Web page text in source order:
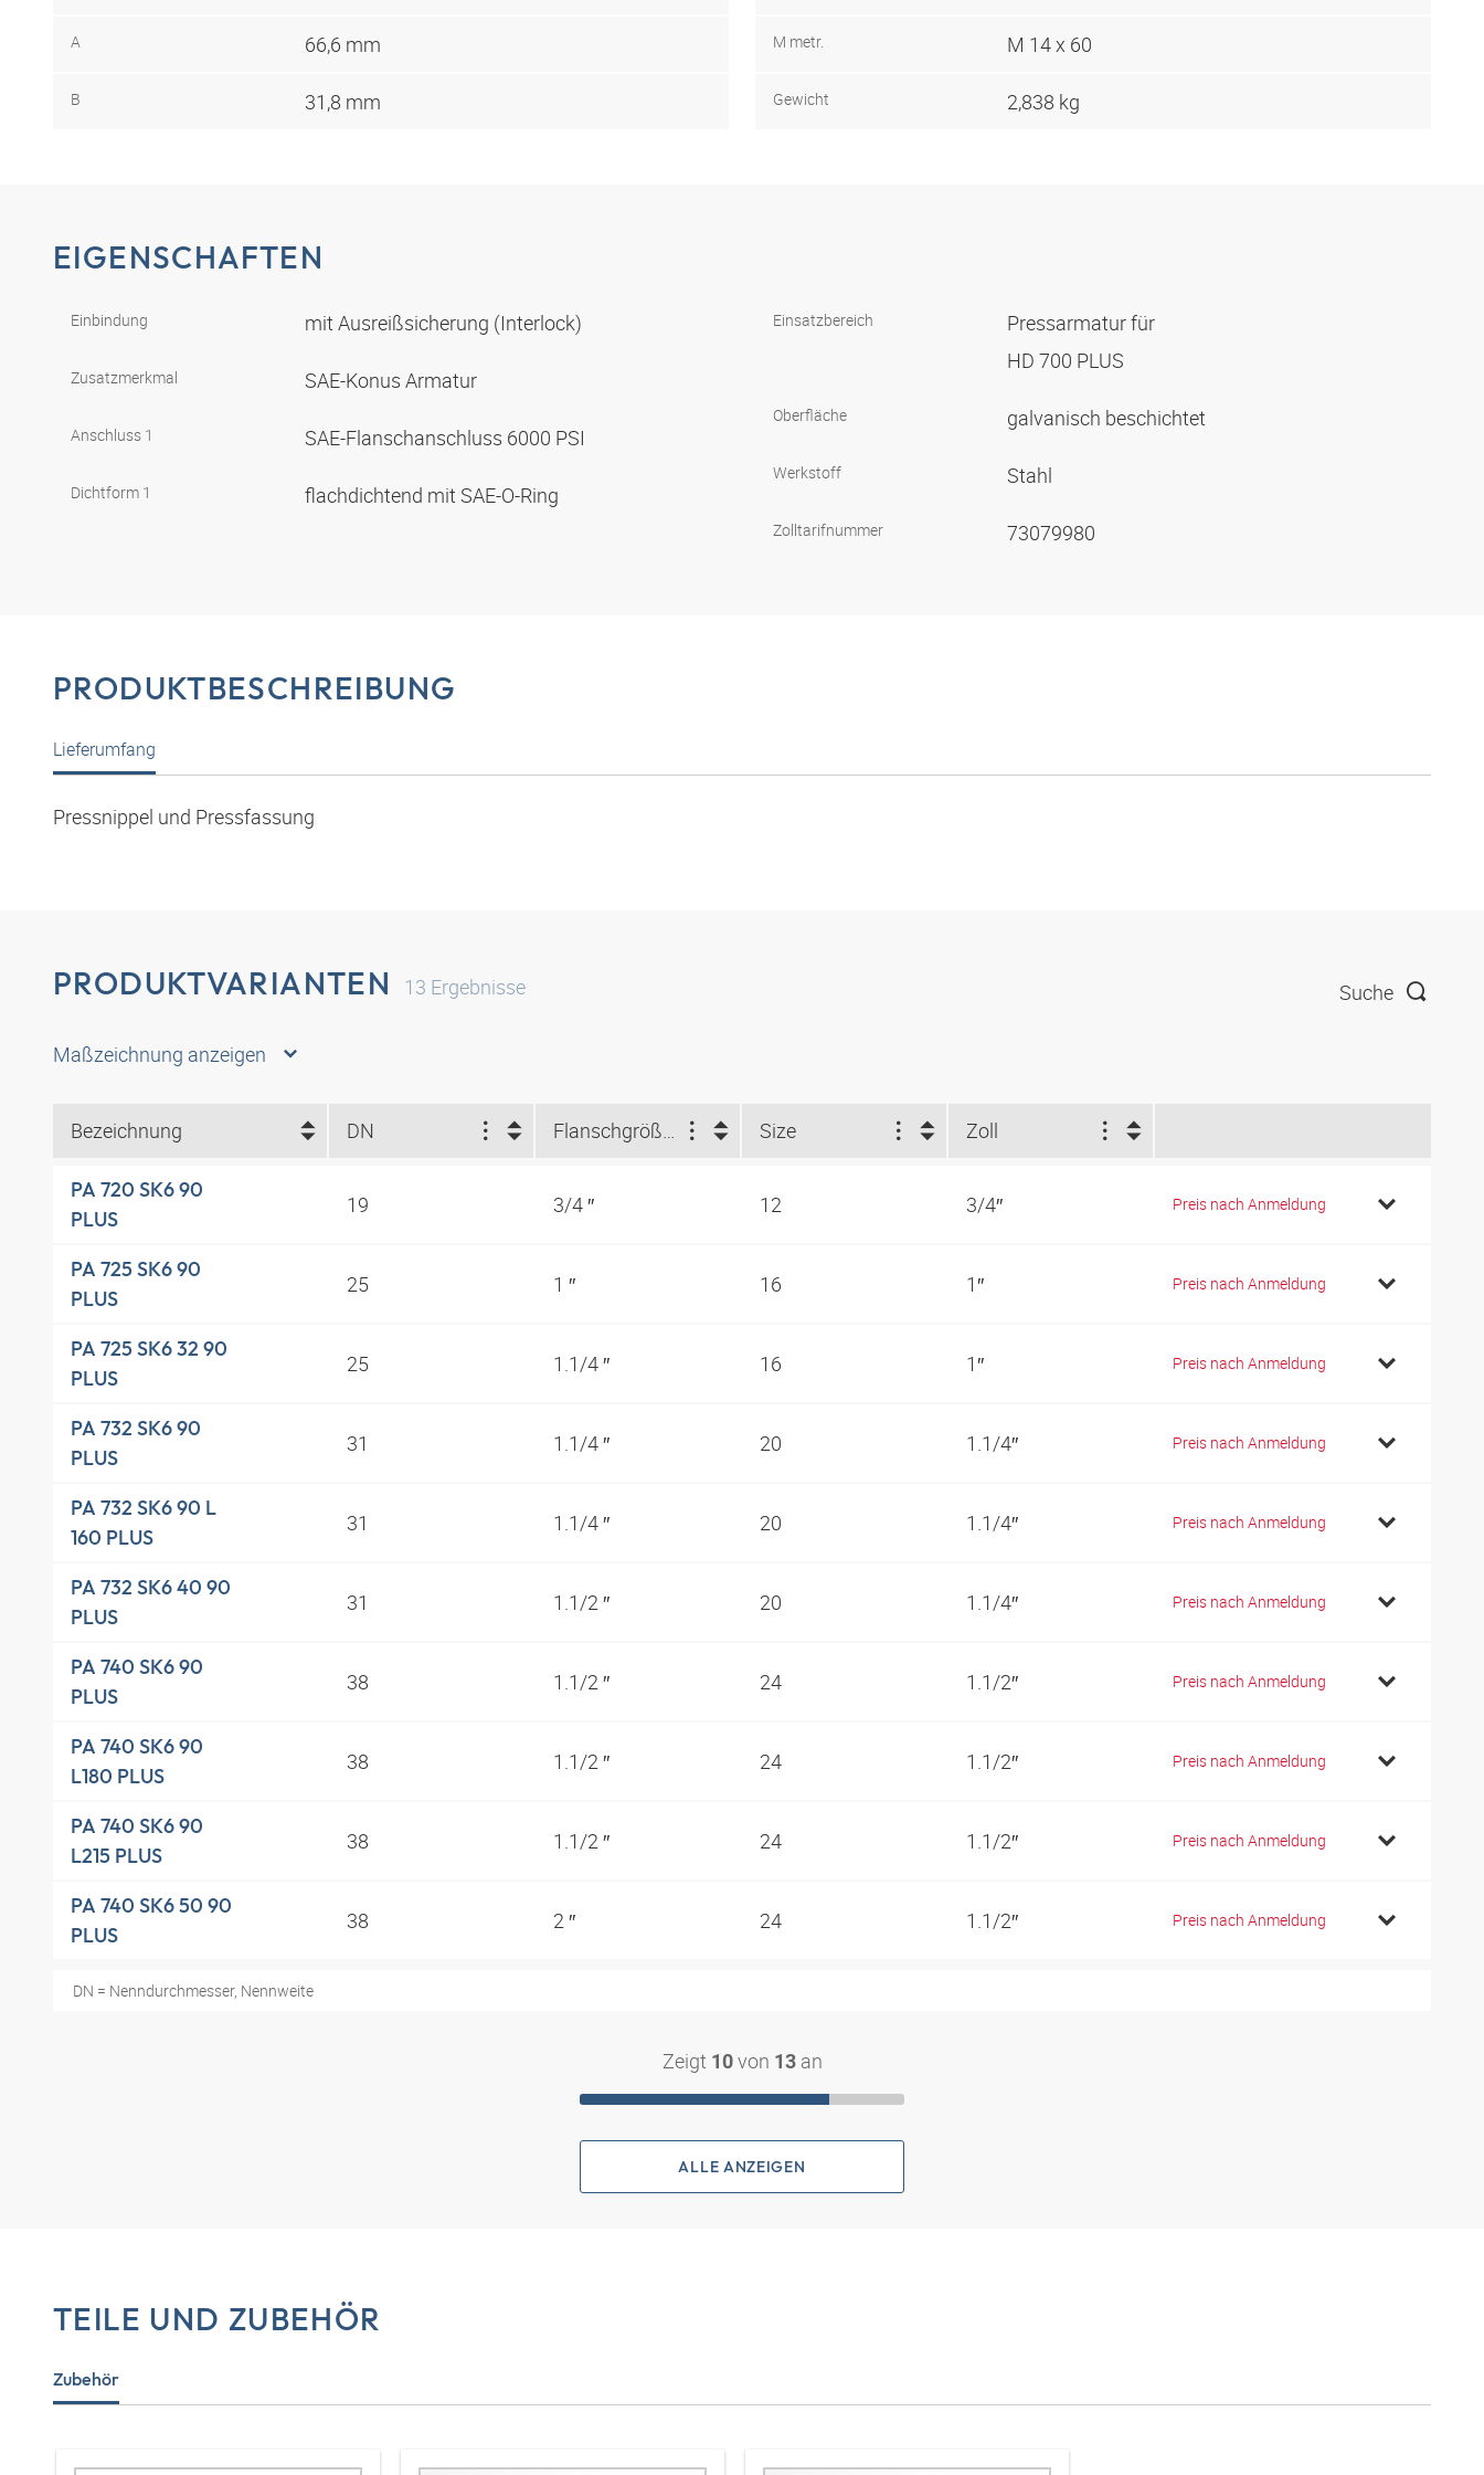
A 66,6 mm
B 31,8 mm
M metr. M 14 x 60
Gewicht 2,838 kg
EIGENSCHAFTEN
Einbindung mit Ausreißsicherung (Interlock)
Zusatzmerkmal SAE-Konus Armatur
Anschluss 1 SAE-Flanschanschluss 6000 PSI
Dichtform 1 flachdichtend mit SAE-O-Ring
Einsatzbereich
Pressarmatur für
HD 700 PLUS
Oberfläche galvanisch beschichtet
Werkstoff Stahl
Zolltarifnummer 73079980
PRODUKTBESCHREIBUNG
Lieferumfang
Pressnippel und Pressfassung
PRODUKTVARIANTEN 13 Ergebnisse Suche
Maßzeichnung anzeigen
Bezeichnung DN Flanschgröße (") Size Zoll
PA 720 SK6 90
PLUS
19 3/4 ″ 12 3/4″ Preis nach Anmeldung
PA 725 SK6 90
PLUS
25 1 ″ 16 1″ Preis nach Anmeldung
PA 725 SK6 32 90
PLUS
25 1.1/4 ″ 16 1″ Preis nach Anmeldung
PA 732 SK6 90
PLUS
31 1.1/4 ″ 20 1.1/4″ Preis nach Anmeldung
PA 732 SK6 90 L
160 PLUS
31 1.1/4 ″ 20 1.1/4″ Preis nach Anmeldung
PA 732 SK6 40 90
PLUS
31 1.1/2 ″ 20 1.1/4″ Preis nach Anmeldung
PA 740 SK6 90
PLUS
38 1.1/2 ″ 24 1.1/2″ Preis nach Anmeldung
PA 740 SK6 90
L180 PLUS
38 1.1/2 ″ 24 1.1/2″ Preis nach Anmeldung
PA 740 SK6 90
L215 PLUS
38 1.1/2 ″ 24 1.1/2″ Preis nach Anmeldung
PA 740 SK6 50 90
PLUS
38 2 ″ 24 1.1/2″ Preis nach Anmeldung
DN = Nenndurchmesser, Nennweite
Zeigt 10von 13an
ALLE ANZEIGEN
TEILE UND ZUBEHÖR
Zubehör